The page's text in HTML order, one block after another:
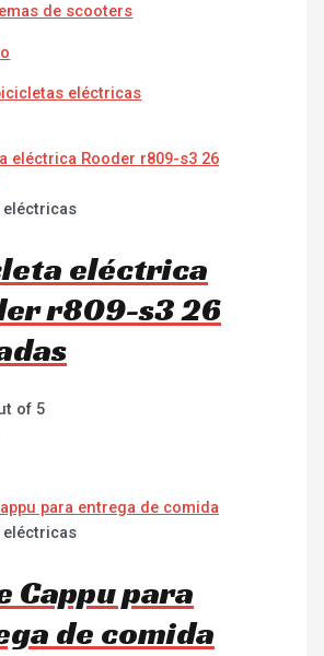
de scooters
eléctricas
eléctrica
r809-s3 26
of 5
Cappu para
de comida